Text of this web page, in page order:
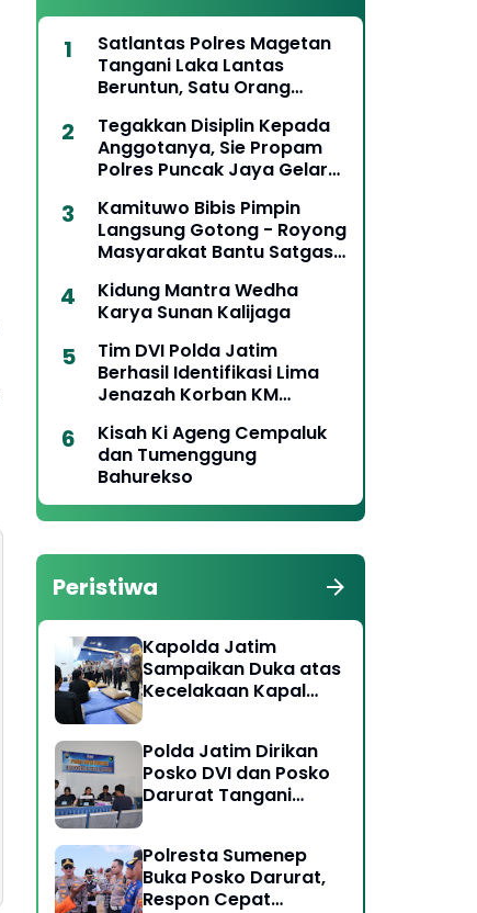
Satlantas Polres Magetan
Tangani Laka Lantas
Beruntun, Satu Orang
Tegakkan Disiplin Kepada
Anggotanya, Sie Propam
Polres Puncak Jaya Gelar
Kelengkapan Berkendara
Kamituwo Bibis Pimpin
Langsung Gotong - Royong
Masyarakat Bantu Satgas
Kidung Mantra Wedha
Karya Sunan Kalijaga
Tim DVI Polda Jatim
Berhasil Identifikasi Lima
Jenazah Korban KM
Kisah Ki Ageng Cempaluk
dan Tumenggung
Bahurekso
Peristiwa
Kapolda Jatim
Sampaikan Duka atas
Kecelakaan Kapal
Korban Hilang Terus
Dilakukan
Polda Jatim Dirikan
Posko DVI dan Posko
Darurat Tangani
Polresta Sumenep
Buka Posko Darurat,
Respon Cepat